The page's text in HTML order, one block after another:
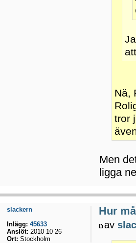
Nä,
tror
Men
ligga
Hur
av
slackern
Inlägg: 45633
Anslöt: 2010-10-26
Ort: Stockholm